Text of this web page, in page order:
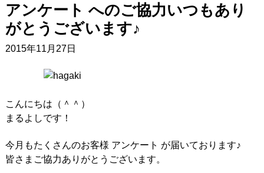
アンケート へのご協力いつもあり
がとうございます♪
2015年11月27日
こんにちは（＾＾）
まるよしです！
今月もたくさんのお客様 アンケート が届いております♪
皆さまご協力ありがとうございます。